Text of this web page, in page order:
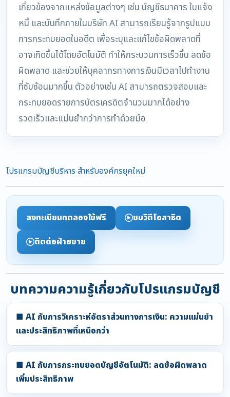
เกี่ยวข้องจากแหล่งข้อมูลต่างๆ เช่น บัญชีธนาคาร ใบแจ้ง
หนี้ และบันทึกภายในบริษัท AI สามารถเรียนรู้จากรูปแบบ
การกระทบยอดในอดีต เพื่อระบุและแก้ไขข้อผิดพลาดที่
อาจเกิดขึ้นได้โดยอัตโนมัติ ทำให้กระบวนการเร็วขึ้น ลดข้อ
ผิดพลาด และช่วยให้บุคลากรทางการเงินมีเวลาไปทำงาน
ที่ซับซ้อนมากขึ้น ตัวอย่างเช่น AI สามารถตรวจสอบและ
กระทบยอดรายการบัตรเครดิตจำนวนมากได้อย่าง
รวดเร็วและแม่นยำกว่าการทำด้วยมือ
โปรแกรมบัญชีบริหาร สำหรับองค์กรยุคใหม่
ลงทะเบียนทดลองใช้ฟรี
ชมวิดีโอสาธิต
ติดต่อฝ่ายขาย
บทความความรู้เกี่ยวกับโปรแกรมบัญชี
■ AI กับการวิเคราะห์อัตราส่วนทางการเงิน: ความแม่นยำ
และประสิทธิภาพที่เหนือกว่า
■ AI กับการกระทบยอดบัญชีอัตโนมัติ: ลดข้อผิดพลาด
เพิ่มประสิทธิภาพ